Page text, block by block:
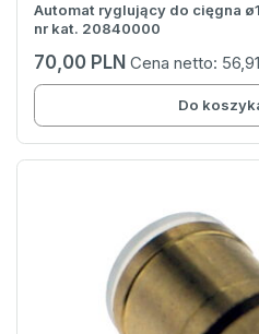
Automat ryglujący do cięgna
nr kat. 20840000
70,00 PLN Cena netto:
Do